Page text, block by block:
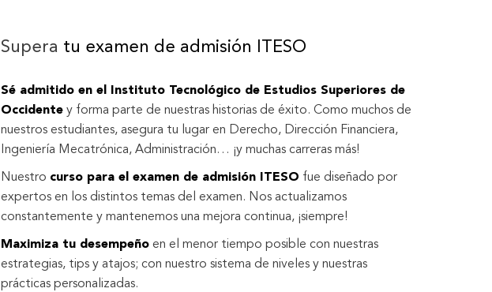
Supera tu examen de admisión ITESO
Sé admitido en el Instituto Tecnológico de Estudios Superiores de
Occidente y forma parte de nuestras historias de éxito. Como muchos de
nuestros estudiantes, asegura tu lugar en Derecho, Dirección Financiera,
Ingeniería Mecatrónica, Administración… ¡y muchas carreras más!
Nuestro curso para el examen de admisión ITESO fue diseñado por
expertos en los distintos temas del examen. Nos actualizamos
constantemente y mantenemos una mejora continua, ¡siempre!
Maximiza tu desempeño en el menor tiempo posible con nuestras
estrategias, tips y atajos; con nuestro sistema de niveles y nuestras
prácticas personalizadas.